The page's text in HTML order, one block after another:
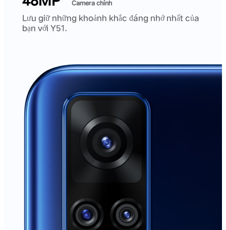
Camera chính
Lưu giữ những khoảnh khắc đáng nhớ nhất của
bạn với Y51.